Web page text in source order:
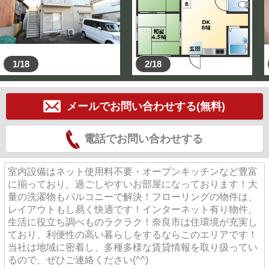
1/18 2/18
メールでお問い合わせする(無料)
電話でお問い合わせする
室内設備はネット使用料不要・オープンキッチンなど豊富
に揃っており、過ごしやすいお部屋になっております！大
量の洗濯物もバルコニーで解決！フローリングの物件は、
レイアウトもし易く快適です！インターネット有り物件、
生活に役立ち調べものラクラク！奈良市は住環境が充実し
ており、利便性の高い暮らしをするならこのエリアです！
当社は地域に密着し、多種多様な賃貸情報を取り扱ってい
るので、ぜひご連絡ください(^^)